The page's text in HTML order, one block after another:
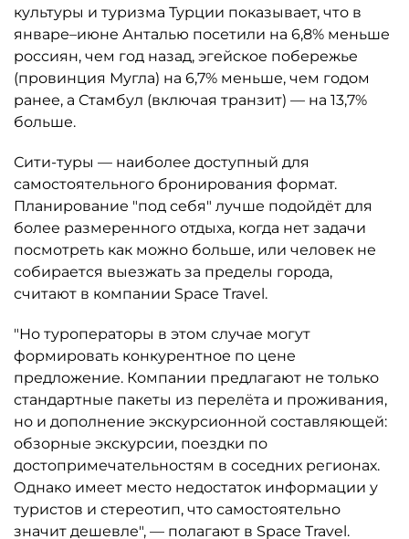
культуры и туризма Турции показывает, что в
январе–июне Анталью посетили на 6,8% меньше
россиян, чем год назад, эгейское побережье
(провинция Мугла) на 6,7% меньше, чем годом
ранее, а Стамбул (включая транзит) — на 13,7%
больше.
Сити-туры — наиболее доступный для
самостоятельного бронирования формат.
Планирование "под себя" лучше подойдёт для
более размеренного отдыха, когда нет задачи
посмотреть как можно больше, или человек не
собирается выезжать за пределы города,
считают в компании Space Travel.
"Но туроператоры в этом случае могут
формировать конкурентное по цене
предложение. Компании предлагают не только
стандартные пакеты из перелёта и проживания,
но и дополнение экскурсионной составляющей:
обзорные экскурсии, поездки по
достопримечательностям в соседних регионах.
Однако имеет место недостаток информации у
туристов и стереотип, что самостоятельно
значит дешевле", — полагают в Space Travel.